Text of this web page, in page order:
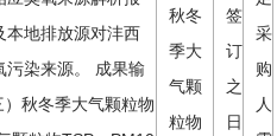
本地排放源对沣西
污染来源。 成果输
秋冬季大气颗粒物
秋冬
季大
气颗
粒物
签
订
之
日
采
购
人